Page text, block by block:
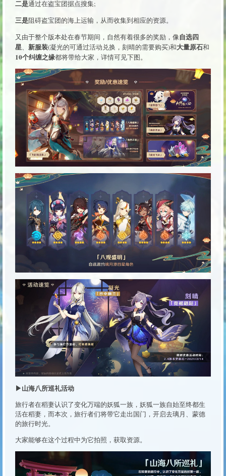
二是通过在盗宝团据点搜集;
三是阻碍盗宝团的海上运输，从而收集到相应的资源。
又由于整个版本处在春节期间，自然有着很多的奖励，像自选四
星、 新服装(凝光的可通过活动兑换，刻晴的需要购买)和大量原石和
10个纠缠之缘都将带给大家，详情可见下图。
▶山海八所巡礼活动
旅行者在稻妻认识了变化万端的妖狐一族，妖狐一族自始至终都生
活在稻妻，而本次，旅行者们将带它走出国门，开启去璃月、蒙德
的旅行时光。
大家能够在这个过程中为它拍照，获取资源。